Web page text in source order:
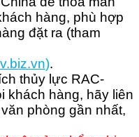
hàng, phù hợp
đặt ra (tham
iz.vn).
thủy lực RAC-
khách hàng, hãy liên
phòng gần nhất,